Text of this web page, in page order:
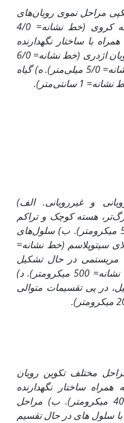
مراحل نموی رویان‌های
سوماتیک گیاه وشا. الف) مرحله کروی (خط نشانه= 4/0
با ساختار نگهدارنده
(خط نشانه= 6/0 میلی‌متر). ج) رویان اژدری (خط نشانه= 6/0
میلی‌متر). د) رویان لپه‌ای (خط نشانه= 5/0 میلی‌متر). ه) گیاه
سانتی‌متر)
.
و غیررویانی. الف)
هسته کوچک و تراکم
. ب) سلول‌های
سیتوپلاسم (خط نشانه=
مریستمی در حال تشکیل
. د)
در پی تقسیمات متوالی
.
مراحل مختلف تکوین رویان
ساختار نگهدارنده
) (خط نشانه= 400 میکرو‌متر). ب) مراحل
با سلول های در حال تقسیم